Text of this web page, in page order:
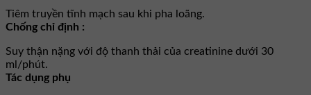
Tiêm truyền tĩnh mạch sau khi pha loãng.
Chống chỉ định :
Suy thận nặng với độ thanh thải của creatinine dưới 30
ml/phút.
Tác dụng phụ